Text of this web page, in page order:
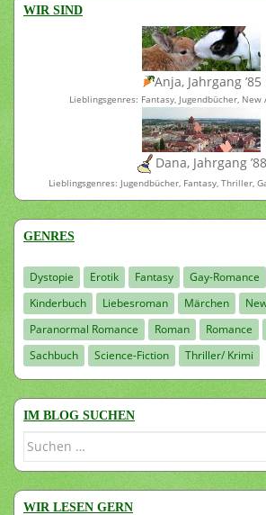
WIR SIND
Anja, Jahrgang ’85
Lieblingsgenres: Fantasy, Jugendbücher,
Dana, Jahrgang ’88
Lieblingsgenres: Jugendbücher, Fantasy, Thriller,
GENRES
Dystopie Erotik Fantasy Gay-Romance
Kinderbuch
Liebesroman Märchen
Paranormal Romance
Roman Romance
Sachbuch
Science-Fiction Thriller/ Krimi
IM BLOG SUCHEN
Suchen
WIR LESEN GERN